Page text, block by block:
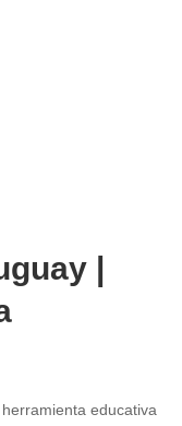
|
educativa